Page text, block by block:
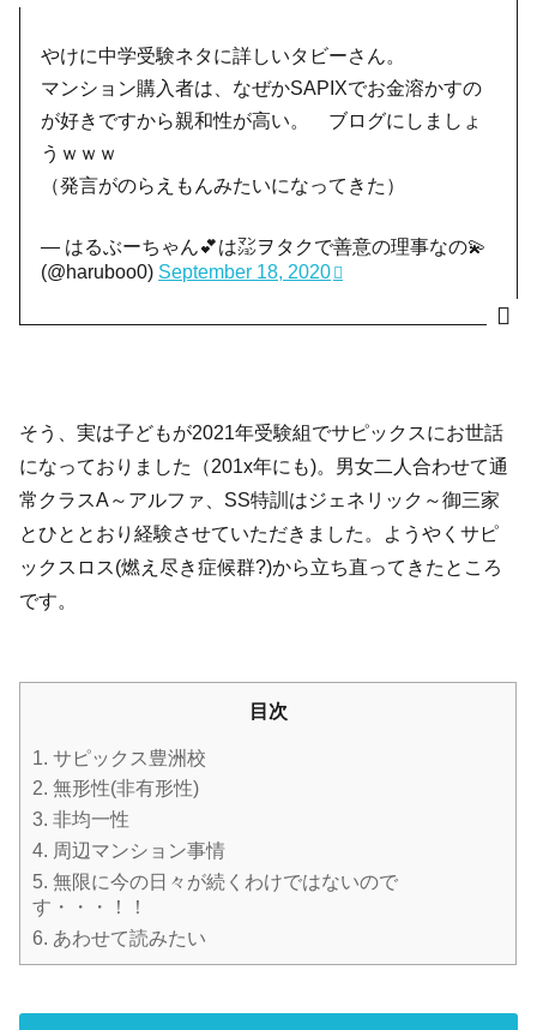
やけに中学受験ネタに詳しいタビーさん。
マンション購入者は、なぜかSAPIXでお金溶かすの
が好きですから親和性が高い。 ブログにしましょ
うｗｗｗ
（発言がのらえもんみたいになってきた）
— はるぶーちゃん💕は㍇ヲタクで善意の理事なの💫
(@haruboo0) September 18, 2020
そう、実は子どもが2021年受験組でサピックスにお世話
になっておりました（201x年にも)。男女二人合わせて通
常クラスA～アルファ、SS特訓はジェネリック～御三家
とひととおり経験させていただきました。ようやくサピ
ックスロス(燃え尽き症候群?)から立ち直ってきたところ
です。
目次
1. サピックス豊洲校
2. 無形性(非有形性)
3. 非均一性
4. 周辺マンション事情
5. 無限に今の日々が続くわけではないので
す・・・！！
6. あわせて読みたい